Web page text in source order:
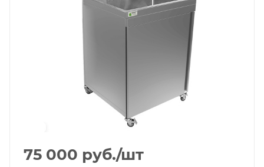
75 000 руб./шт